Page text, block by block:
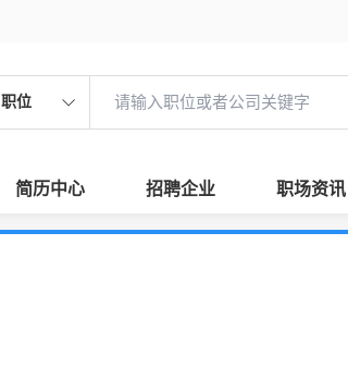
职位
简历中心 招聘企业 职场资讯